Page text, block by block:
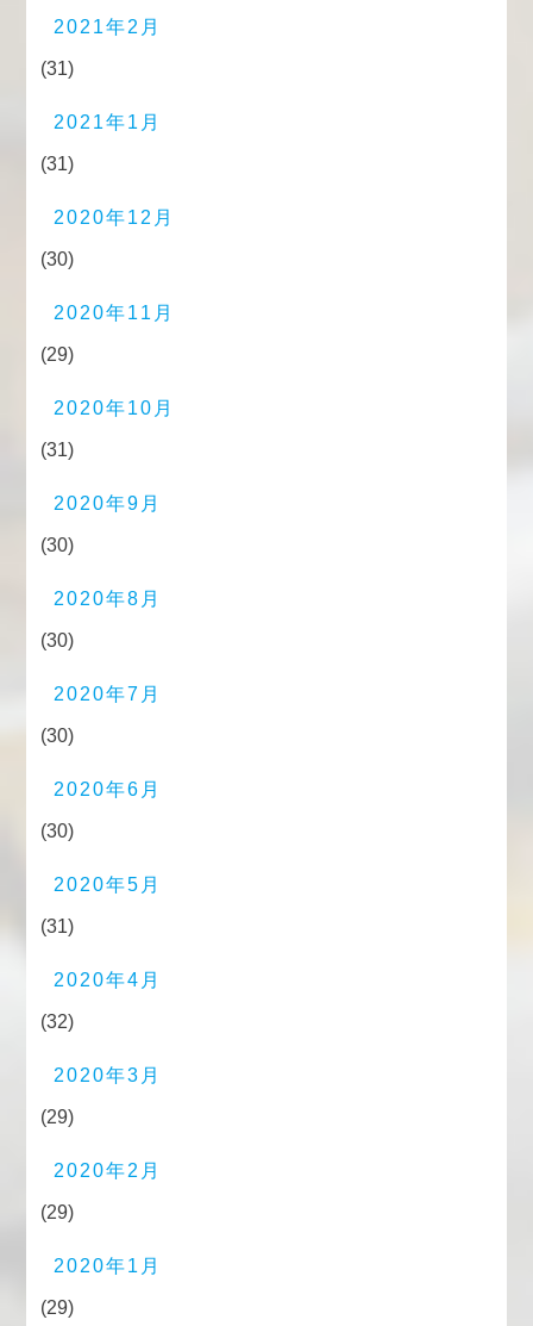
2021年2月
(31)
2021年1月
(31)
2020年12月
(30)
2020年11月
(29)
2020年10月
(31)
2020年9月
(30)
2020年8月
(30)
2020年7月
(30)
2020年6月
(30)
2020年5月
(31)
2020年4月
(32)
2020年3月
(29)
2020年2月
(29)
2020年1月
(29)